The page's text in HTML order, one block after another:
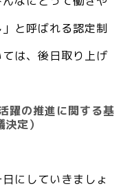
と呼ばれる認定制
は、後日取り上げ
躍の推進に関する基
定）
にしていきましょ